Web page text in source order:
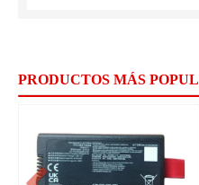
PRODUCTOS MÁS